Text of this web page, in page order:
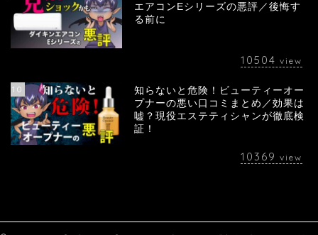
エアコンEシリーズの悪評／後悔す
る前に
10504 view
10
知らないと危険！ビューティーオー
プナーの悪い口コミまとめ／効果は
嘘？現役エステティシャンが徹底検
証！
10369 view